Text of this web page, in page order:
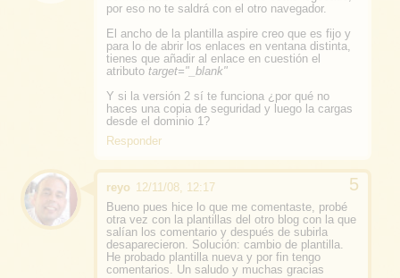
por eso no te saldrá con el otro navegador.
El ancho de la plantilla aspire creo que es fijo y
para lo de abrir los enlaces en ventana distinta,
tienes que añadir al enlace en cuestión el
atributo target="_blank"
Y si la versión 2 sí te funciona ¿por qué no
haces una copia de seguridad y luego la cargas
desde el dominio 1?
Responder
reyo 12/11/08, 12:17
Bueno pues hice lo que me comentaste, probé
otra vez con la plantillas del otro blog con la que
salían los comentario y después de subirla
desaparecieron. Solución: cambio de plantilla.
He probado plantilla nueva y por fin tengo
comentarios. Un saludo y muchas gracias